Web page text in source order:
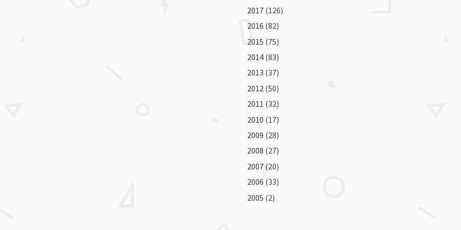
2017 (126)
2016 (82)
2015 (75)
2014 (83)
2013 (37)
2012 (50)
2011 (32)
2010 (17)
2009 (28)
2008 (27)
2007 (20)
2006 (33)
2005 (2)